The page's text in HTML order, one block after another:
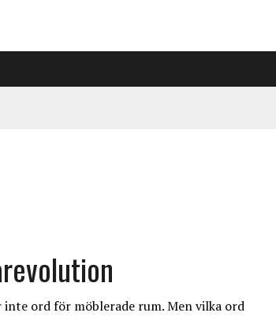
ord för möblerade rum. Men vilka ord